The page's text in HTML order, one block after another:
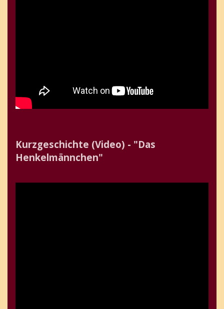
Kurzgeschichte (Video) - "Das
Henkelmännchen"